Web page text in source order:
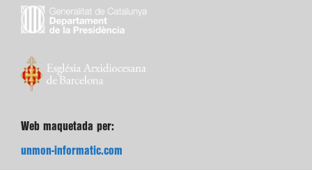
Web maquetada per:
unmon-informatic.com